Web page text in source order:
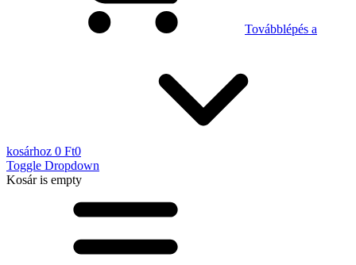
Továbblépés a
kosárhoz 0 Ft0
Toggle Dropdown
Kosáris empty